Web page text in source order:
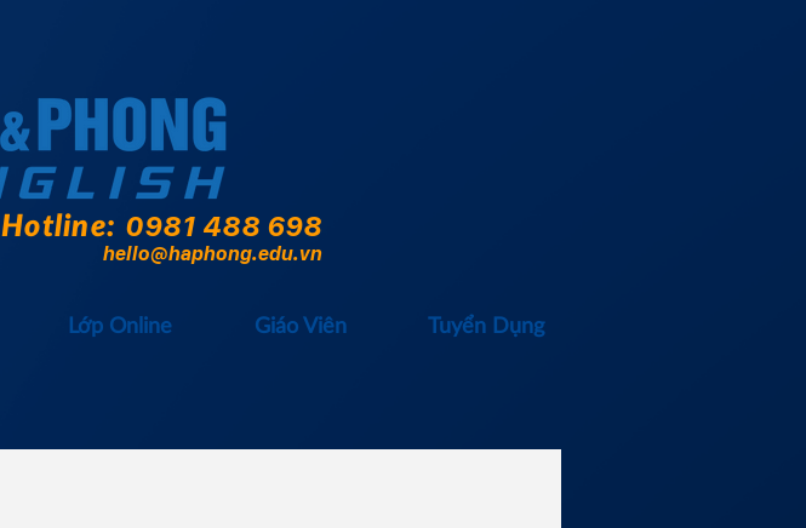
Hotline: 0981 488 698
hello@haphong.edu.vn
Lớp Online Giáo Viên Tuyển Dụng